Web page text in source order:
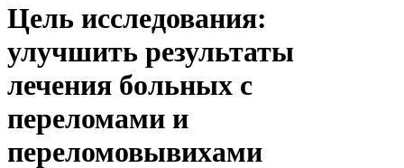
Цель исследования:
улучшить результаты
лечения больных с
переломами и
переломовывихами